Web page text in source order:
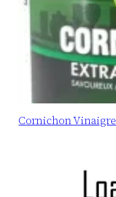
Cornichon Vinaigre